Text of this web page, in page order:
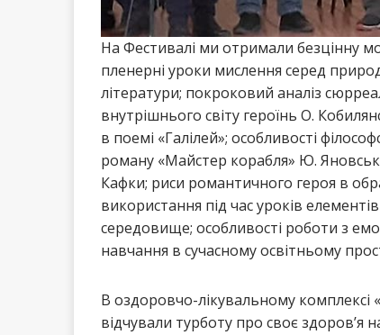
На Фестивалі ми отримали безцінну
пленерні уроки мислення серед
літератури; покроковий аналіз
внутрішнього світу героїнь О.
в поемі «Галілей»; особливості
роману «Майстер корабля» Ю.
Кафки; риси романтичного героя в
використання під час уроків
середовище; особливості роботи з
навчання в сучасному освітньому
В оздоровчо-лікувальному комплексі
відчували турботу про своє здоров’я